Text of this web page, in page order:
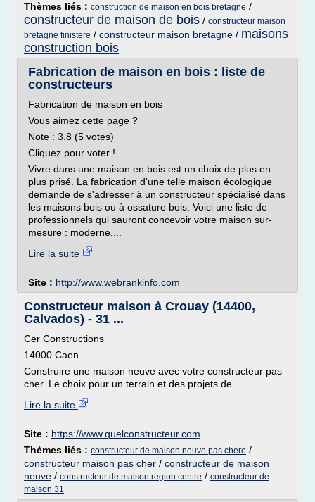
Thèmes liés : construction de maison en bois bretagne /
constructeur de maison de bois / constructeur maison
bretagne finistere / constructeur maison bretagne / maisons
construction bois
Fabrication de maison en bois : liste de
constructeurs
Fabrication de maison en bois
Vous aimez cette page ?
Note : 3.8 (5 votes)
Cliquez pour voter !
Vivre dans une maison en bois est un choix de plus en
plus prisé. La fabrication d'une telle maison écologique
demande de s'adresser à un constructeur spécialisé dans
les maisons bois ou à ossature bois. Voici une liste de
professionnels qui sauront concevoir votre maison sur-
mesure : moderne,...
Lire la suite
Site : http://www.webrankinfo.com
Constructeur maison à Crouay (14400,
Calvados) - 31 ...
Cer Constructions
14000 Caen
Construire une maison neuve avec votre constructeur pas
cher. Le choix pour un terrain et des projets de...
Lire la suite
Site : https://www.quelconstructeur.com
Thèmes liés : constructeur de maison neuve pas chere /
constructeur maison pas cher / constructeur de maison
neuve / constructeur de maison region centre / constructeur de
maison 31